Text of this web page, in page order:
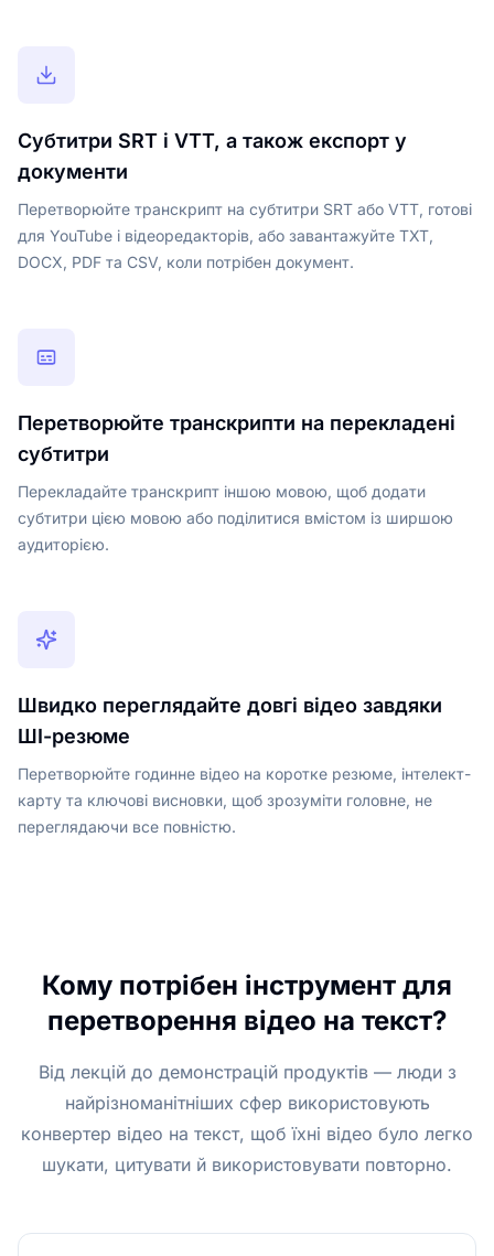
Субтитри SRT і VTT, а також експорт у
документи
Перетворюйте транскрипт на субтитри SRT або VTT, готові
для YouTube і відеоредакторів, або завантажуйте TXT,
DOCX, PDF та CSV, коли потрібен документ.
Перетворюйте транскрипти на перекладені
субтитри
Перекладайте транскрипт іншою мовою, щоб додати
субтитри цією мовою або поділитися вмістом із ширшою
аудиторією.
Швидко переглядайте довгі відео завдяки
ШІ-резюме
Перетворюйте годинне відео на коротке резюме, інтелект-
карту та ключові висновки, щоб зрозуміти головне, не
переглядаючи все повністю.
Кому потрібен інструмент для
перетворення відео на текст?
Від лекцій до демонстрацій продуктів — люди з
найрізноманітніших сфер використовують
конвертер відео на текст, щоб їхні відео було легко
шукати, цитувати й використовувати повторно.